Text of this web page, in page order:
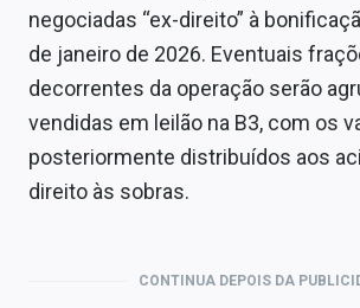
negociadas “ex-direito” à
de janeiro de 2026. Eventuais
decorrentes da operação serão
vendidas em leilão na B3, com os
posteriormente distribuídos aos
direito às sobras.
CONTINUA DEPOIS DA